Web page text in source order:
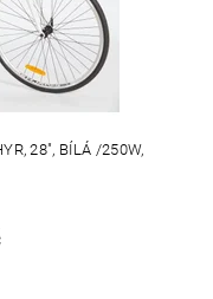
28", BÍLÁ /250W,